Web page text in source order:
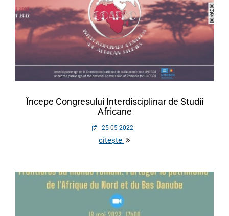
Începe Congresului Interdisciplinar de Studii
Africane
25-05-2022
citește